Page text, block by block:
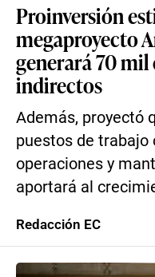
Proinversión
megaproyecto
generará 70
indirectos
Además, proyectó
puestos de trabajo
operaciones y
aportará al
Redacción EC